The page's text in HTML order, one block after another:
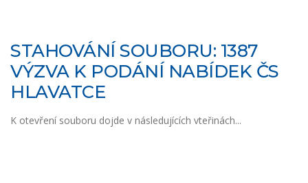
STAHOVÁNÍ SOUBORU: 1387
VÝZVA K PODÁNÍ NABÍDEK ČS
HLAVATCE
K otevření souboru dojde v následujících vteřinách...